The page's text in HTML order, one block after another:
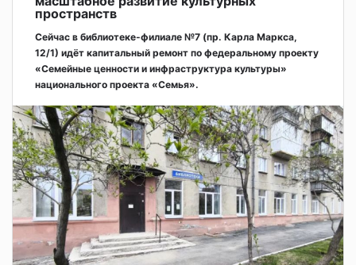
пространств
Сейчас в библиотеке-филиале №7 (пр. Карла Маркса,
12/1) идёт капитальный ремонт по федеральному проекту
«Семейные ценности и инфраструктура культуры»
национального проекта «Семья».